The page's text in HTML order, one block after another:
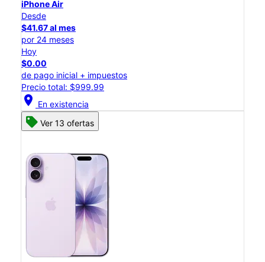
iPhone Air
Desde
$41.67 al mes
por 24 meses
Hoy
$0.00
de pago inicial + impuestos
Precio total: $999.99
location_on En existencia
Ver 13 ofertas